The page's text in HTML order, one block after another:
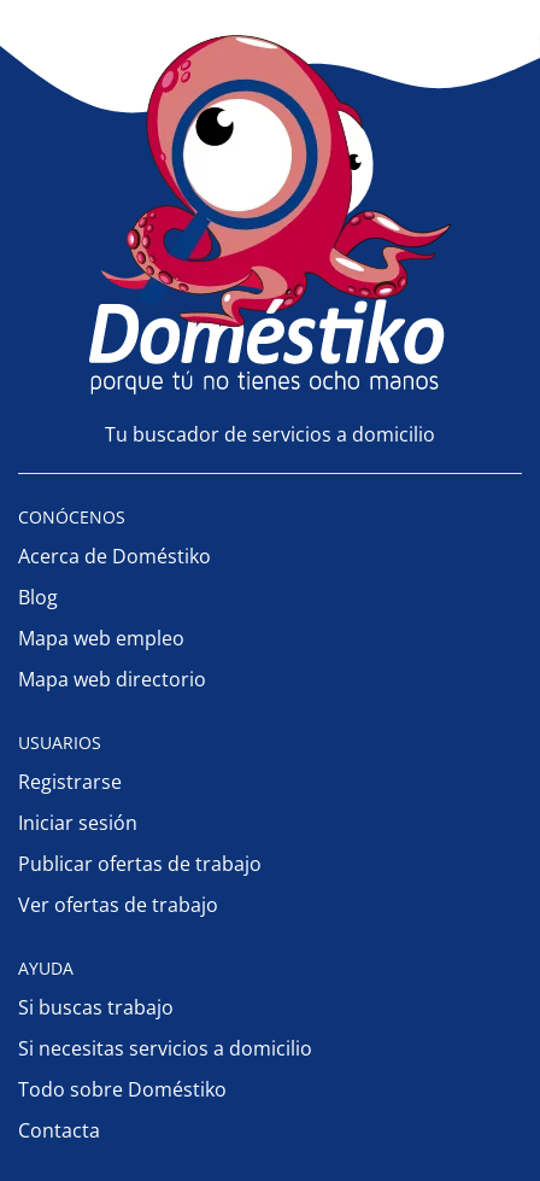
Tu buscador de servicios a domicilio
CONÓCENOS
Acerca de Doméstiko
Blog
Mapa web empleo
Mapa web directorio
USUARIOS
Registrarse
Iniciar sesión
Publicar ofertas de trabajo
Ver ofertas de trabajo
AYUDA
Si buscas trabajo
Si necesitas servicios a domicilio
Todo sobre Doméstiko
Contacta